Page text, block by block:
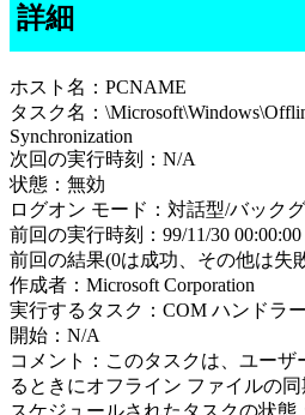
詳細
ホスト名：PCNAME
タスク名：
Synchronization
次回の実行時刻：N/A
状態：無効
ログオン モード：対話型/バック
前回の実行時刻：99/11/30 00:00:00
前回の結果(0は成功、その他は失
作成者：Microsoft Corporation
実行するタスク：COM ハンドラー
開始：N/A
コメント：このタスクは、ユー
るときにオフライン ファイルの同
スケジュールされたタスクの状態